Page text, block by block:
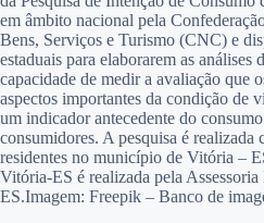
em âmbito nacional pela
Bens, Serviços e Turismo (CNC) e
estaduais para elaborarem as análises
capacidade de medir a avaliação que
aspectos importantes da condição de
um indicador antecedente do
consumidores. A pesquisa é realizada
residentes no município de Vitória –
Vitória-ES é realizada pela
ES.Imagem: Freepik – Banco de